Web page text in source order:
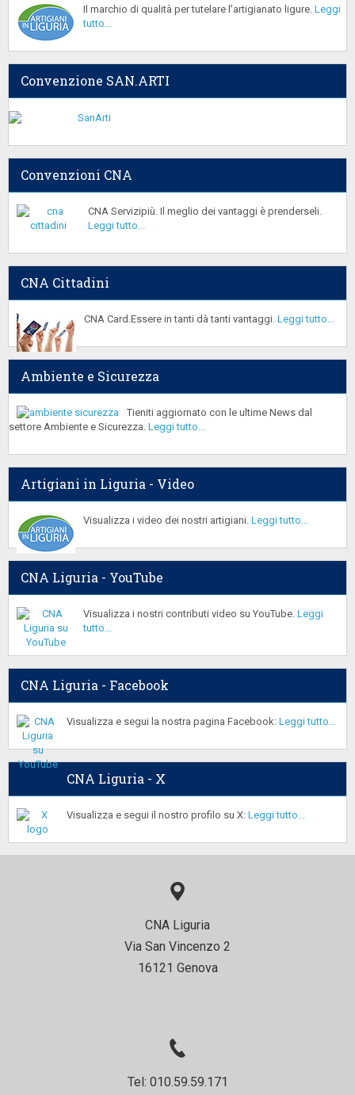
Il marchio di qualità per tutelare l'artigianato ligure. Leggi
tutto...
Convenzione SAN.ARTI
Convenzioni CNA
CNA Servizipiù. Il meglio dei vantaggi è prenderseli.
Leggi tutto...
CNA Cittadini
CNA Card.Essere in tanti dà tanti vantaggi. Leggi tutto...
Ambiente e Sicurezza
Tieniti aggiornato con le ultime News dal
settore Ambiente e Sicurezza. Leggi tutto...
Artigiani in Liguria - Video
Visualizza i video dei nostri artigiani. Leggi tutto...
CNA Liguria - YouTube
Visualizza i nostri contributi video su YouTube. Leggi
tutto...
CNA Liguria - Facebook
Visualizza e segui la nostra pagina Facebook: Leggi tutto...
CNA Liguria - X
Visualizza e segui il nostro profilo su X: Leggi tutto...
CNA Liguria
Via San Vincenzo 2
16121 Genova
Tel: 010.59.59.171